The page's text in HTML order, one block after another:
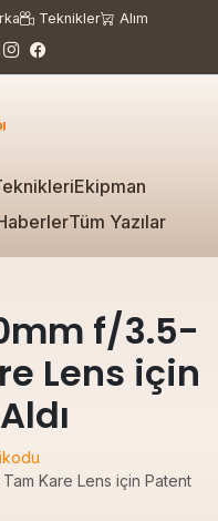
Teknikler Alım
Ekipman
Tüm Yazılar
f/3.5-
Lens için
Kare Lens için Patent